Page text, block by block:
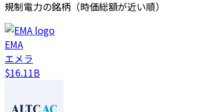
規制電力の銘柄（時価総額が近い順）
EMA
エメラ
$16.11B